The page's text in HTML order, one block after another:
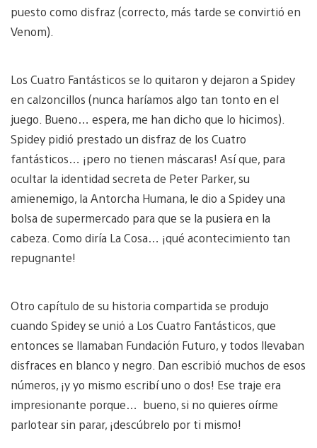
puesto como disfraz (correcto, más tarde se convirtió en
Venom).
Los Cuatro Fantásticos se lo quitaron y dejaron a Spidey
en calzoncillos (nunca haríamos algo tan tonto en el
juego. Bueno… espera, me han dicho que lo hicimos).
Spidey pidió prestado un disfraz de los Cuatro
fantásticos… ¡pero no tienen máscaras! Así que, para
ocultar la identidad secreta de Peter Parker, su
amienemigo, la Antorcha Humana, le dio a Spidey una
bolsa de supermercado para que se la pusiera en la
cabeza. Como diría La Cosa… ¡qué acontecimiento tan
repugnante!
Otro capítulo de su historia compartida se produjo
cuando Spidey se unió a Los Cuatro Fantásticos, que
entonces se llamaban Fundación Futuro, y todos llevaban
disfraces en blanco y negro. Dan escribió muchos de esos
números, ¡y yo mismo escribí uno o dos! Ese traje era
impresionante porque… bueno, si no quieres oírme
parlotear sin parar, ¡descúbrelo por ti mismo!